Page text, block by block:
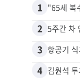
1
2 5주간 차
3
4 김원석